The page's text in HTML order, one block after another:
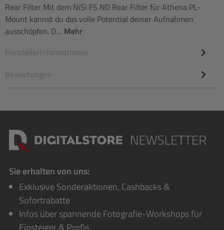
Rear Filter Mit dem NiSi FS ND Rear Filter für Athena PL-
Mount kannst du das volle Potential deiner Aufnahmen
ausschöpfen. D… Mehr
Herstellerinformationen
Bewertungen
Sie erhalten von uns:
Exklusive Sonderaktionen, Cashbacks &
Sofortrabatte
Infos über spannende Fotografie-Workshops für